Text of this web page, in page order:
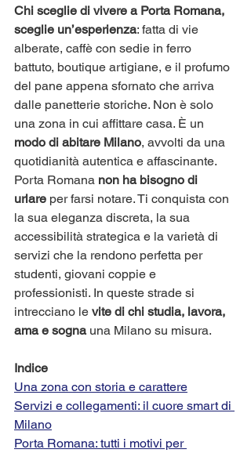
Chi sceglie di vivere a Porta Romana,
sceglie un’esperienza: fatta di vie
alberate, caffè con sedie in ferro
battuto, boutique artigiane, e il profumo
del pane appena sfornato che arriva
dalle panetterie storiche. Non è solo
una zona in cui affittare casa. È un
modo di abitare Milano, avvolti da una
quotidianità autentica e affascinante.
Porta Romana non ha bisogno di
urlare per farsi notare. Ti conquista con
la sua eleganza discreta, la sua
accessibilità strategica e la varietà di
servizi che la rendono perfetta per
studenti, giovani coppie e
professionisti. In queste strade si
intrecciano le vite di chi studia, lavora,
ama e sogna una Milano su misura.
Indice
Una zona con storia e carattere
Servizi e collegamenti: il cuore smart di
Milano
Porta Romana: tutti i motivi per